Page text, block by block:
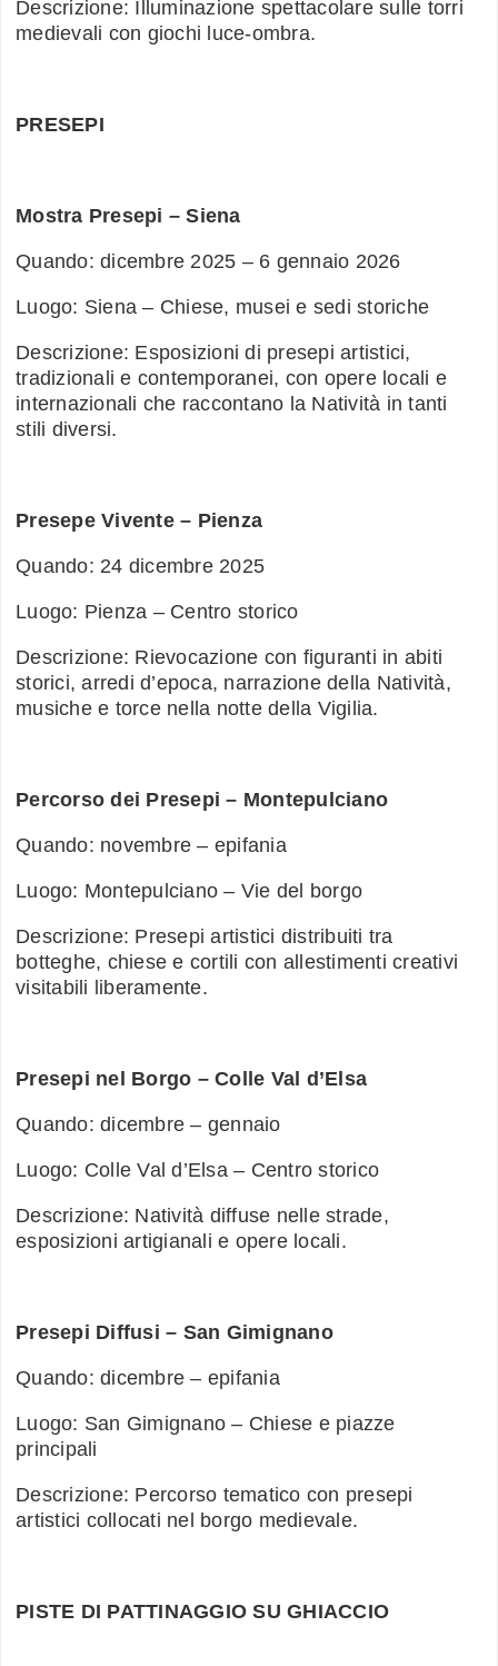
Descrizione: Illuminazione spettacolare sulle torri
medievali con giochi luce-ombra.
PRESEPI
Mostra Presepi – Siena
Quando: dicembre 2025 – 6 gennaio 2026
Luogo: Siena – Chiese, musei e sedi storiche
Descrizione: Esposizioni di presepi artistici,
tradizionali e contemporanei, con opere locali e
internazionali che raccontano la Natività in tanti
stili diversi.
Presepe Vivente – Pienza
Quando: 24 dicembre 2025
Luogo: Pienza – Centro storico
Descrizione: Rievocazione con figuranti in abiti
storici, arredi d’epoca, narrazione della Natività,
musiche e torce nella notte della Vigilia.
Percorso dei Presepi – Montepulciano
Quando: novembre – epifania
Luogo: Montepulciano – Vie del borgo
Descrizione: Presepi artistici distribuiti tra
botteghe, chiese e cortili con allestimenti creativi
visitabili liberamente.
Presepi nel Borgo – Colle Val d’Elsa
Quando: dicembre – gennaio
Luogo: Colle Val d’Elsa – Centro storico
Descrizione: Natività diffuse nelle strade,
esposizioni artigianali e opere locali.
Presepi Diffusi – San Gimignano
Quando: dicembre – epifania
Luogo: San Gimignano – Chiese e piazze
principali
Descrizione: Percorso tematico con presepi
artistici collocati nel borgo medievale.
PISTE DI PATTINAGGIO SU GHIACCIO